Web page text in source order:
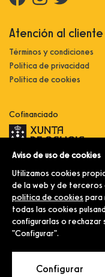
Atención al cliente
Términos y condiciones
Política de privacidad
Política de cookies
Cofinanciado
Innovación, dixitalización e
comercialización e expansión
sector comercial e artesanal
Implantación e pulo da
dixital e modernización do
comercial e artesanal
2021)
© Merlín e Familia.
Aviso de uso de cookies
Utilizamos cookies
de la web y de terceros
política de cookies para
todas las cookies
configurarlas o rechazar
"Configurar".
Configurar